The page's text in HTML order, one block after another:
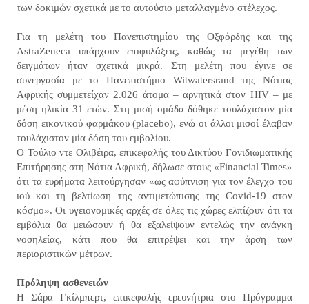
των δοκιμών σχετικά με το αυτούσιο μεταλλαγμένο στέλεχος.
Για τη μελέτη του Πανεπιστημίου της Οξφόρδης και της
AstraZeneca υπάρχουν επιφυλάξεις, καθώς τα μεγέθη των
δειγμάτων ήταν σχετικά μικρά. Στη μελέτη που έγινε σε
συνεργασία με το Πανεπιστήμιο Witwatersrand της Νότιας
Αφρικής συμμετείχαν 2.026 άτομα – αρνητικά στον HIV – με
μέση ηλικία 31 ετών. Στη μισή ομάδα δόθηκε τουλάχιστον μία
δόση εικονικού φαρμάκου (placebo), ενώ οι άλλοι μισοί έλαβαν
τουλάχιστον μία δόση του εμβολίου.
Ο Τούλιο ντε Ολιβέιρα, επικεφαλής του Δικτύου Γονιδιωματικής
Επιτήρησης στη Νότια Αφρική, δήλωσε στους «Financial Times»
ότι τα ευρήματα λειτούργησαν «ως αφύπνιση για τον έλεγχο του
ιού και τη βελτίωση της αντιμετώπισης της Covid-19 στον
κόσμο». Οι υγειονομικές αρχές σε όλες τις χώρες ελπίζουν ότι τα
εμβόλια θα μειώσουν ή θα εξαλείψουν εντελώς την ανάγκη
νοσηλείας, κάτι που θα επιτρέψει και την άρση των
περιοριστικών μέτρων.
Πρόληψη ασθενειών
Η Σάρα Γκίλμπερτ, επικεφαλής ερευνήτρια στο Πρόγραμμα